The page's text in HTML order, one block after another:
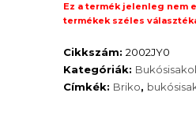
Ez a termék jelenleg nem
termékek széles
Cikkszám: 2002JY0
Kategóriák:
Címkék: Briko,